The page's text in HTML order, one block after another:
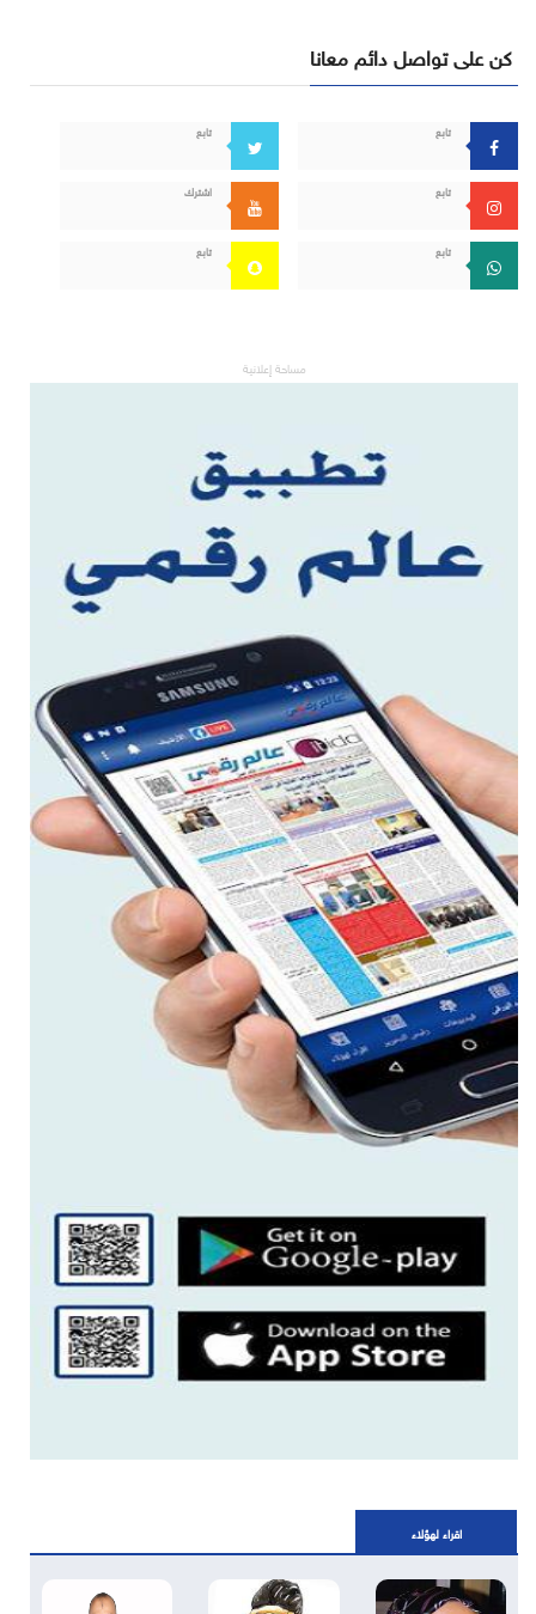
كن على تواصل دائم معانا
تابع تابع
تابع اشترك
تابع تابع
مساحة إعلانية
اقراء لهؤلاء